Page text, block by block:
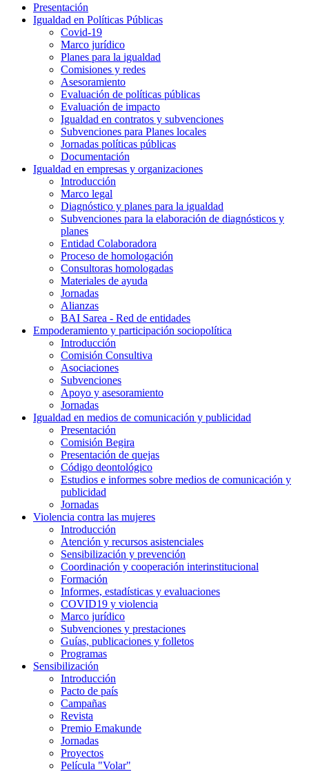
Presentación
Igualdad en Políticas Públicas
Covid-19
Marco jurídico
Planes para la igualdad
Comisiones y redes
Asesoramiento
Evaluación de políticas públicas
Evaluación de impacto
Igualdad en contratos y subvenciones
Subvenciones para Planes locales
Jornadas políticas públicas
Documentación
Igualdad en empresas y organizaciones
Introducción
Marco legal
Diagnóstico y planes para la igualdad
Subvenciones para la elaboración de diagnósticos y
planes
Entidad Colaboradora
Proceso de homologación
Consultoras homologadas
Materiales de ayuda
Jornadas
Alianzas
BAI Sarea - Red de entidades
Empoderamiento y participación sociopolítica
Introducción
Comisión Consultiva
Asociaciones
Subvenciones
Apoyo y asesoramiento
Jornadas
Igualdad en medios de comunicación y publicidad
Presentación
Comisión Begira
Presentación de quejas
Código deontológico
Estudios e informes sobre medios de comunicación y
publicidad
Jornadas
Violencia contra las mujeres
Introducción
Atención y recursos asistenciales
Sensibilización y prevención
Coordinación y cooperación interinstitucional
Formación
Informes, estadísticas y evaluaciones
COVID19 y violencia
Marco jurídico
Subvenciones y prestaciones
Guías, publicaciones y folletos
Programas
Sensibilización
Introducción
Pacto de país
Campañas
Revista
Premio Emakunde
Jornadas
Proyectos
Película "Volar"